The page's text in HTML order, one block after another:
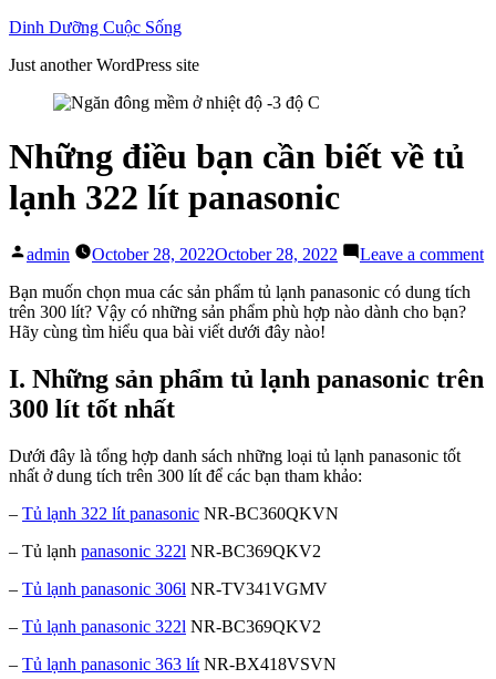
Skip
content
Dinh Dưỡng Cuộc Sống
Just another WordPress site
Những điều bạn cần biết về tủ
lạnh 322 lít panasonic
Posted
admin October 28, 2022October 28, 2022 Leave a comment
tủ
Bạn muốn chọn mua các sản phẩm tủ lạnh panasonic có dung tích
trên 300 lít? Vậy có những sản phẩm phù hợp nào dành cho bạn?
Hãy cùng tìm hiểu qua bài viết dưới đây nào!
I. Những sản phẩm tủ lạnh panasonic trên
300 lít tốt nhất
Dưới đây là tổng hợp danh sách những loại tủ lạnh panasonic tốt
nhất ở dung tích trên 300 lít để các bạn tham khảo:
– Tủ lạnh 322 lít panasonic NR-BC360QKVN
– Tủ lạnh panasonic 322l NR-BC369QKV2
– Tủ lạnh panasonic 306l NR-TV341VGMV
– Tủ lạnh panasonic 322l NR-BC369QKV2
– Tủ lạnh panasonic 363 lít NR-BX418VSVN